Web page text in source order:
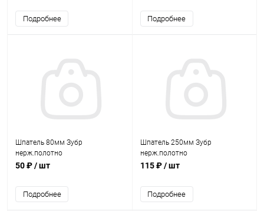
Подробнее Подробнее
Шпатель 80мм Зубр
нерж.полотно
50 ₽/ шт
Подробнее
Шпатель 250мм Зубр
нерж.полотно
115 ₽/ шт
Подробнее